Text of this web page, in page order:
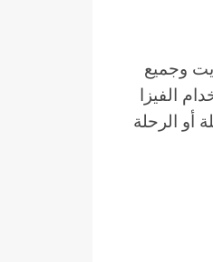
وجميع
الفيزا
أو الرحلة